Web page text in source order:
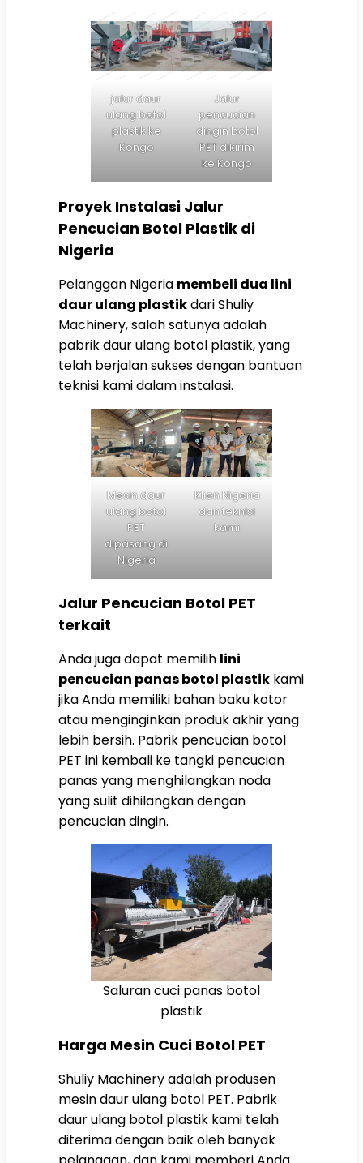
jalur daur
ulang botol
plastik ke
Kongo
Jalur
pencucian
dingin botol
PET dikirim
ke Kongo
Proyek Instalasi Jalur
Pencucian Botol Plastik di
Nigeria
Pelanggan Nigeria membeli dua lini
daur ulang plastikdari Shuliy
Machinery, salah satunya adalah
pabrik daur ulang botol plastik, yang
telah berjalan sukses dengan bantuan
teknisi kami dalam instalasi.
Mesin daur
ulang botol
PET
dipasang di
Nigeria
Klien Nigeria
dan teknisi
kami
Jalur Pencucian Botol PET
terkait
Anda juga dapat memilih lini
pencucian panas botol plastik kami
jika Anda memiliki bahan baku kotor
atau menginginkan produk akhir yang
lebih bersih. Pabrik pencucian botol
PET ini kembali ke tangki pencucian
panas yang menghilangkan noda
yang sulit dihilangkan dengan
pencucian dingin.
Saluran cuci panas botol
plastik
Harga Mesin Cuci Botol PET
Shuliy Machinery adalah produsen
mesin daur ulang botol PET. Pabrik
daur ulang botol plastik kami telah
diterima dengan baik oleh banyak